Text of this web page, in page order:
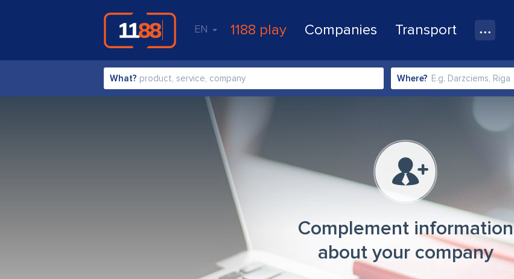
EN 1188 play Companies Transport
What? Where?
Complement information
about your company